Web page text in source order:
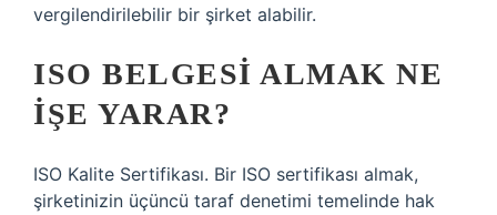
vergilendirilebilir bir şirket alabilir.
ISO BELGESI ALMAK NE
IŞE YARAR?
ISO Kalite Sertifikası. Bir ISO sertifikası almak,
şirketinizin üçüncü taraf denetimi temelinde hak